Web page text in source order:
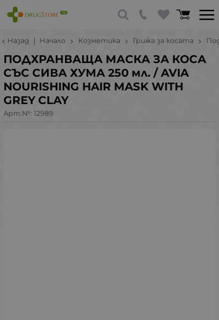
Назад Начало Козметика Грижа за косата
ПОДХРАНВАЩА МАСКА ЗА КОСА
СЪС СИВА ХУМА 250 мл. / AVIA
NOURISHING HAIR MASK WITH
GREY CLAY
Арт.№: 12989